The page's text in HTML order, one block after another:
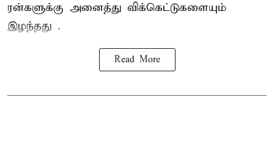
ரன்களுக்கு அனைத்து விக்கெட்டுகளையும்
இழந்தது .
Read More